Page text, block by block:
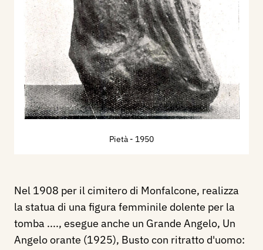
Pietà - 1950
Nel 1908 per il cimitero di Monfalcone, realizza
la statua di una figura femminile dolente per la
tomba ...., esegue anche un Grande Angelo, Un
Angelo orante (1925), Busto con ritratto d'uomo: